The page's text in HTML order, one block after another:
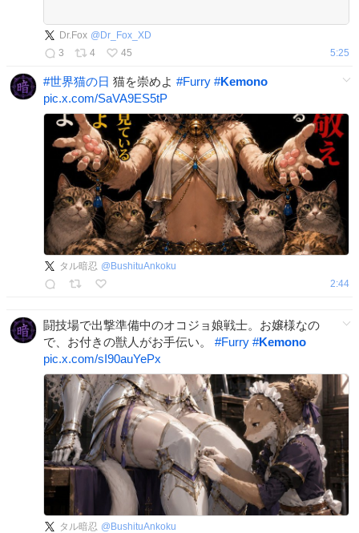
Dr.Fox @ Dr_Fox_XD
3
4 45 5:25
#世界猫の日 猫を崇めよ #Furry #Kemono
pic.x.com/SaVA9ES5tP
タル暗忍 @ BushituAnkoku
2:44
闘技場で出撃準備中のオコジョ娘戦士。お嬢様なの
で、お付きの獣人がお手伝い。 #Furry #Kemono
pic.x.com/sI90auYePx
タル暗忍 @ BushituAnkoku